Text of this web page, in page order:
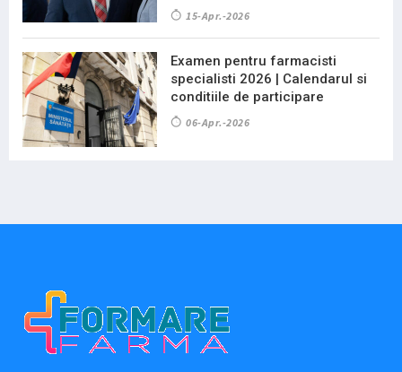
15-Apr.-2026
Examen pentru farmacisti
specialisti 2026 | Calendarul si
conditiile de participare
06-Apr.-2026